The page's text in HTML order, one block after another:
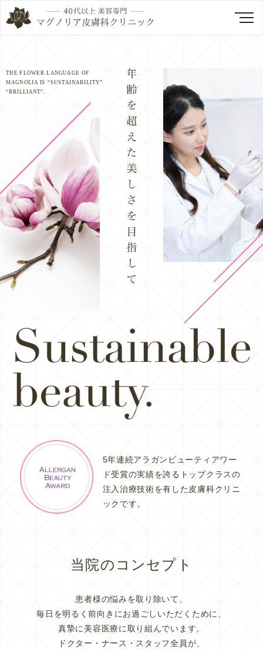
THE FLOWER LANGUAGE OF
MAGNOLIA IS “SUSTAINABILITY”
“BRILLIANT”.
5年連続アラガンビューティアワー
ド受賞の実績を誇るトップクラスの
注入治療技術を有した皮膚科クリニ
ックです。
当院のコンセプト
患者様の悩みを取り除いて、
毎日を明るく前向きにお過ごしいただくために、
真摯に美容医療に取り組んでいます。
ドクター・ナース・スタッフ全員が、